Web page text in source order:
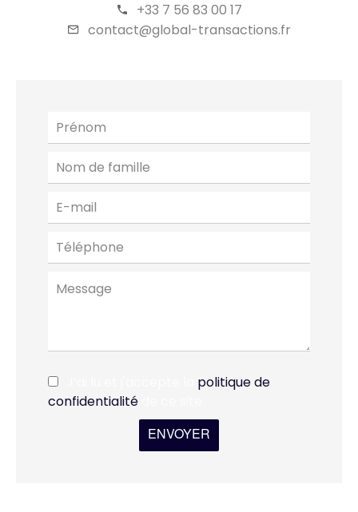
+33 7 56 83 00 17
contact@global-transactions.fr
politique de
confidentialité
ENVOYER